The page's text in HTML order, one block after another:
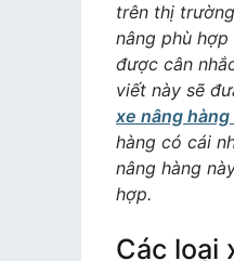
trên thị
nâng phù
được cân
viết này sẽ
xe nâng hàng
hàng có cái
nâng hàng
hợp.
Các loại